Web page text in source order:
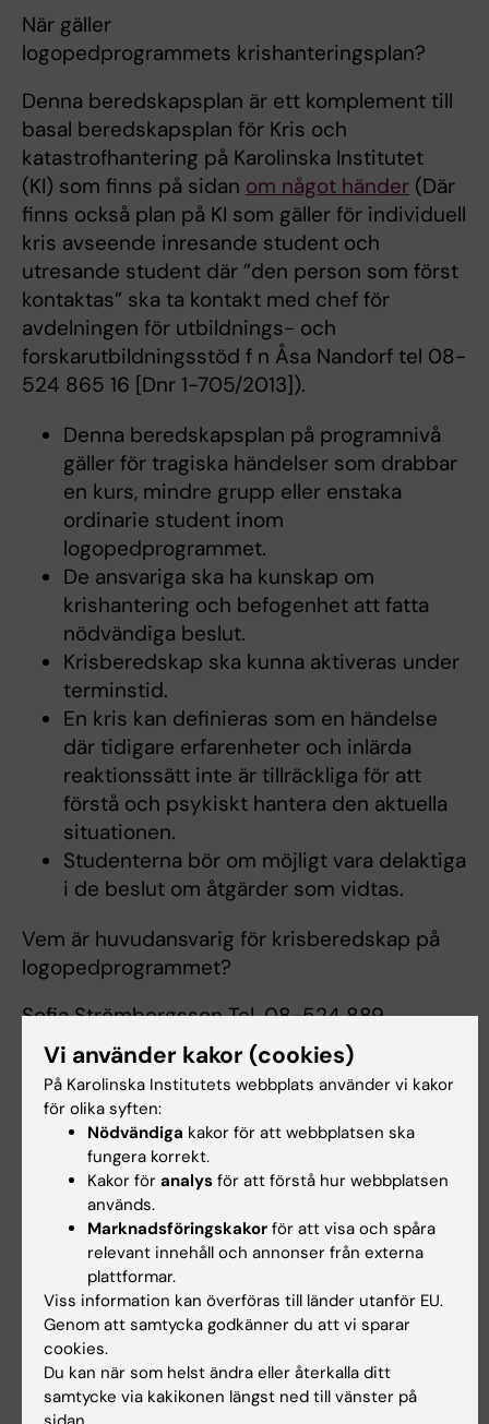
När gäller
logopedprogrammets krishanteringsplan?
Denna beredskapsplan är ett komplement till
basal beredskapsplan för Kris och
katastrofhantering på Karolinska Institutet
(KI) som finns på sidan om något händer (Där
finns också plan på KI som gäller för individuell
kris avseende inresande student och
utresande student där ”den person som först
kontaktas” ska ta kontakt med chef för
avdelningen för utbildnings- och
forskarutbildningsstöd f n Åsa Nandorf tel 08-
524 865 16 [Dnr 1-705/2013]).
Denna beredskapsplan på programnivå
gäller för tragiska händelser som drabbar
en kurs, mindre grupp eller enstaka
ordinarie student inom
logopedprogrammet.
De ansvariga ska ha kunskap om
krishantering och befogenhet att fatta
nödvändiga beslut.
Krisberedskap ska kunna aktiveras under
terminstid.
En kris kan definieras som en händelse
där tidigare erfarenheter och inlärda
reaktionssätt inte är tillräckliga för att
förstå och psykiskt hantera den aktuella
situationen.
Studenterna bör om möjligt vara delaktiga
i de beslut om åtgärder som vidtas.
Vem är huvudansvarig för krisberedskap på
logopedprogrammet?
Sofia Strömbergsson Tel. 08-524 889
53,sofia.strombergsson@ki.se
Vem är huvudansvarig för krisberedskap på
hela KI?
Säkerhetschef på KI Magnus Håkansson, E-
magnus.hakansson@ki.se
Vilka åtgärder skall vidtagas vid kris på
logopedprogrammet?
1. Information
Intern
Alla grupper och personer som är berörda av
händelsen, behöver informeras. Muntlig
Vi använder kakor (cookies)
På Karolinska Institutets webbplats använder vi kakor
för olika syften:
Nödvändiga kakor för att webbplatsen ska
fungera korrekt.
Kakor för analys för att förstå hur webbplatsen
används.
Marknadsföringskakor för att visa och spåra
relevant innehåll och annonser från externa
plattformar.
Viss information kan överföras till länder utanför EU.
Genom att samtycka godkänner du att vi sparar
cookies.
Du kan när som helst ändra eller återkalla ditt
samtycke via kakikonen längst ned till vänster på